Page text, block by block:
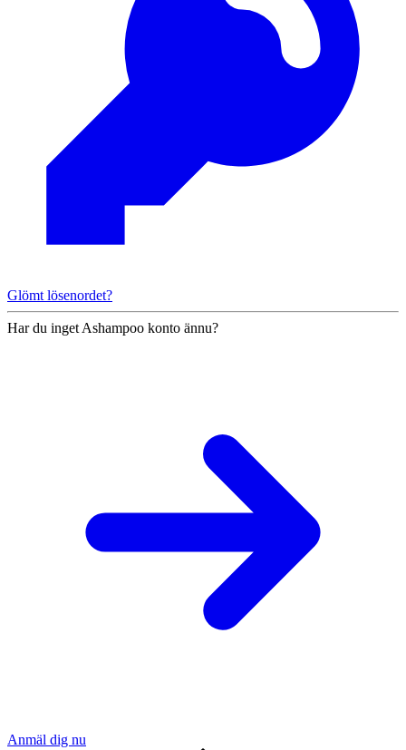
Glömt lösenordet?
Har du inget Ashampoo konto ännu?
Anmäl dig nu